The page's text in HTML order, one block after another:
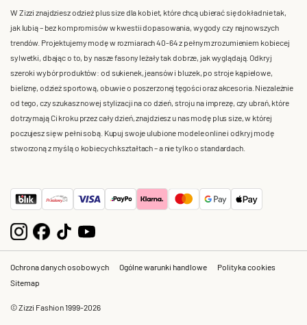
W Zizzi znajdziesz odzież plus size dla kobiet, które chcą ubierać się dokładnie tak,
jak lubią – bez kompromisów w kwestii dopasowania, wygody czy najnowszych
trendów. Projektujemy modę w rozmiarach 40-64 z pełnym zrozumieniem kobiecej
sylwetki, dbając o to, by nasze fasony leżały tak dobrze, jak wyglądają. Odkryj
szeroki wybór produktów: od sukienek, jeansów i bluzek, po stroje kąpielowe,
bieliznę, odzież sportową, obuwie o poszerzonej tęgości oraz akcesoria. Niezależnie
od tego, czy szukasz nowej stylizacji na co dzień, stroju na imprezę, czy ubrań, które
dotrzymają Ci kroku przez cały dzień, znajdziesz u nas modę plus size, w której
poczujesz się w pełni sobą. Kupuj swoje ulubione modele online i odkryj modę
stworzoną z myślą o kobiecych kształtach – a nie tylko o standardach.
Ochrona danych osobowych Ogólne warunki handlowe
Polityka cookies
Sitemap
© Zizzi Fashion 1999-2026